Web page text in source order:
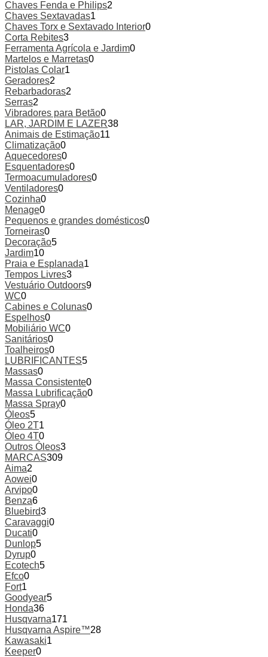
Chaves Fenda e Philips2
Chaves Sextavadas1
Chaves Torx e Sextavado Interior0
Corta Rebites3
Ferramenta Agrícola e Jardim0
Martelos e Marretas0
Pistolas Colar1
Geradores2
Rebarbadoras2
Serras2
Vibradores para Betão0
LAR, JARDIM E LAZER38
Animais de Estimação11
Climatização0
Aquecedores0
Esquentadores0
Termoacumuladores0
Ventiladores0
Cozinha0
Menage0
Pequenos e grandes domésticos0
Torneiras0
Decoração5
Jardim10
Praia e Esplanada1
Tempos Livres3
Vestuário Outdoors9
WC0
Cabines e Colunas0
Espelhos0
Mobiliário WC0
Sanitários0
Toalheiros0
LUBRIFICANTES5
Massas0
Massa Consistente0
Massa Lubrificação0
Massa Spray0
Óleos5
Óleo 2T1
Óleo 4T0
Outros Óleos3
MARCAS309
Aima2
Aowei0
Arvipo0
Benza6
Bluebird3
Caravaggi0
Ducati0
Dunlop5
Dyrup0
Ecotech5
Efco0
Fort1
Goodyear5
Honda36
Husqvarna171
Husqvarna Aspire™28
Kawasaki1
Keeper0